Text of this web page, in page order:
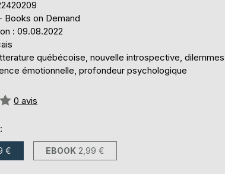
Books on Demand
: 09.08.2022
québécoise, nouvelle introspective, dilemmes
émotionnelle, profondeur psychologique
0 avis
€ EBOOK 2,99 €